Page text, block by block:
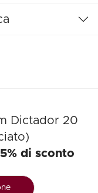
Dictador 20
di sconto